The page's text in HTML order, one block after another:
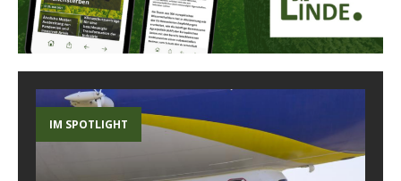
IM SPOTLIGHT